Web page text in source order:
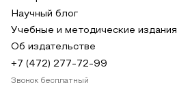
Научный блог
Учебные и методические издания
Об издательстве
+7 (472) 277-72-99
Звонок бесплатный